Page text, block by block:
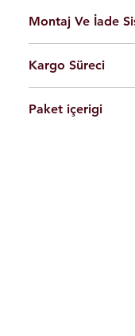
Kolay montaj.
Talimatlar ve
Siyah Ve Gri Renk
Döküm
Yerli üretim.
80 KG yük
Montaj Ve İade
olarak
Ürünleri son
yapabilmesi için
Tüm ürünlerde
Kargo Süreci
Saat 14'ekadar
Paket içerigi